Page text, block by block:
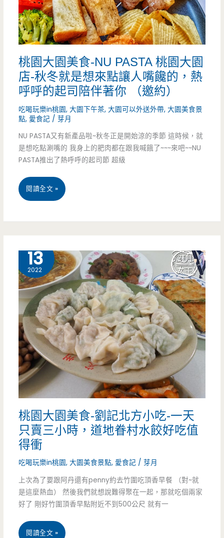
冰
續
到
爽，
板
娘
你
到
底
有
沒
啊？
桃園大園美食-NU PASTA 桃園大園
店-秋冬就是想來點讓人嘴饞的，熱
呼呼的起司陪伴著你 （邀約）
吃喝玩樂in桃園,大園下午茶,大園可以外送外帶,大園美食景
點, 愛食記 /芽月
NU PASTA又有新產品啦~秋冬正是開始涼的季節 這時候，就
是想吃點涮嘴的 我身上的肥肉都在跟我喊餓了~~~來吧~~NU
PASTA推出了熱呼呼的起司節 超級
桃
美
食-
NU
PASTA
桃
園
大
園
店-
秋
是
來
閱讀全文 »
13
2022
桃園大園美食-劉記北方小吃-一天
只賣三小時，道地眷村水餃好吃值
得衝
吃喝玩樂in桃園,大園美食景點, 愛食記 /芽月
上次為了要跟阿丹還有penny約去竹圍吃頂香早餐 （對~就
是這麼熱血） 然後我們就想說難得聚在一起，那就吃個兩家
好了 剛好竹圍頂香早點附近不到500公尺 就有一
桃
閱讀全文 »